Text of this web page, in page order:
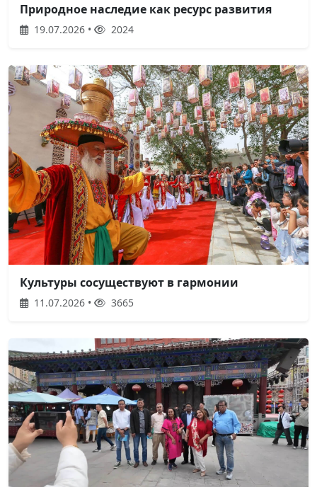
Природное наследие как ресурс развития
19.07.2026 • 2024
Культуры сосуществуют в гармонии
11.07.2026 • 3665